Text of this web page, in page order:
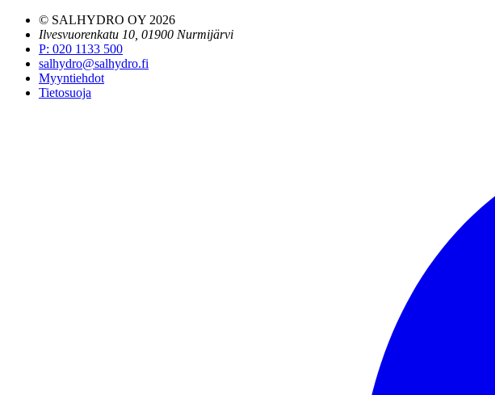
© SALHYDRO OY 2026
Ilvesvuorenkatu 10, 01900 Nurmijärvi
P: 020 1133 500
salhydro@salhydro.fi
Myyntiehdot
Tietosuoja